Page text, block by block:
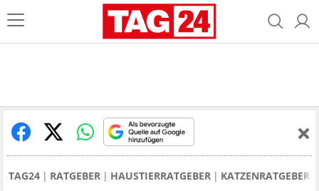
TAG24 RATGEBER HAUSTIERRATGEBER KATZENRATGEBER